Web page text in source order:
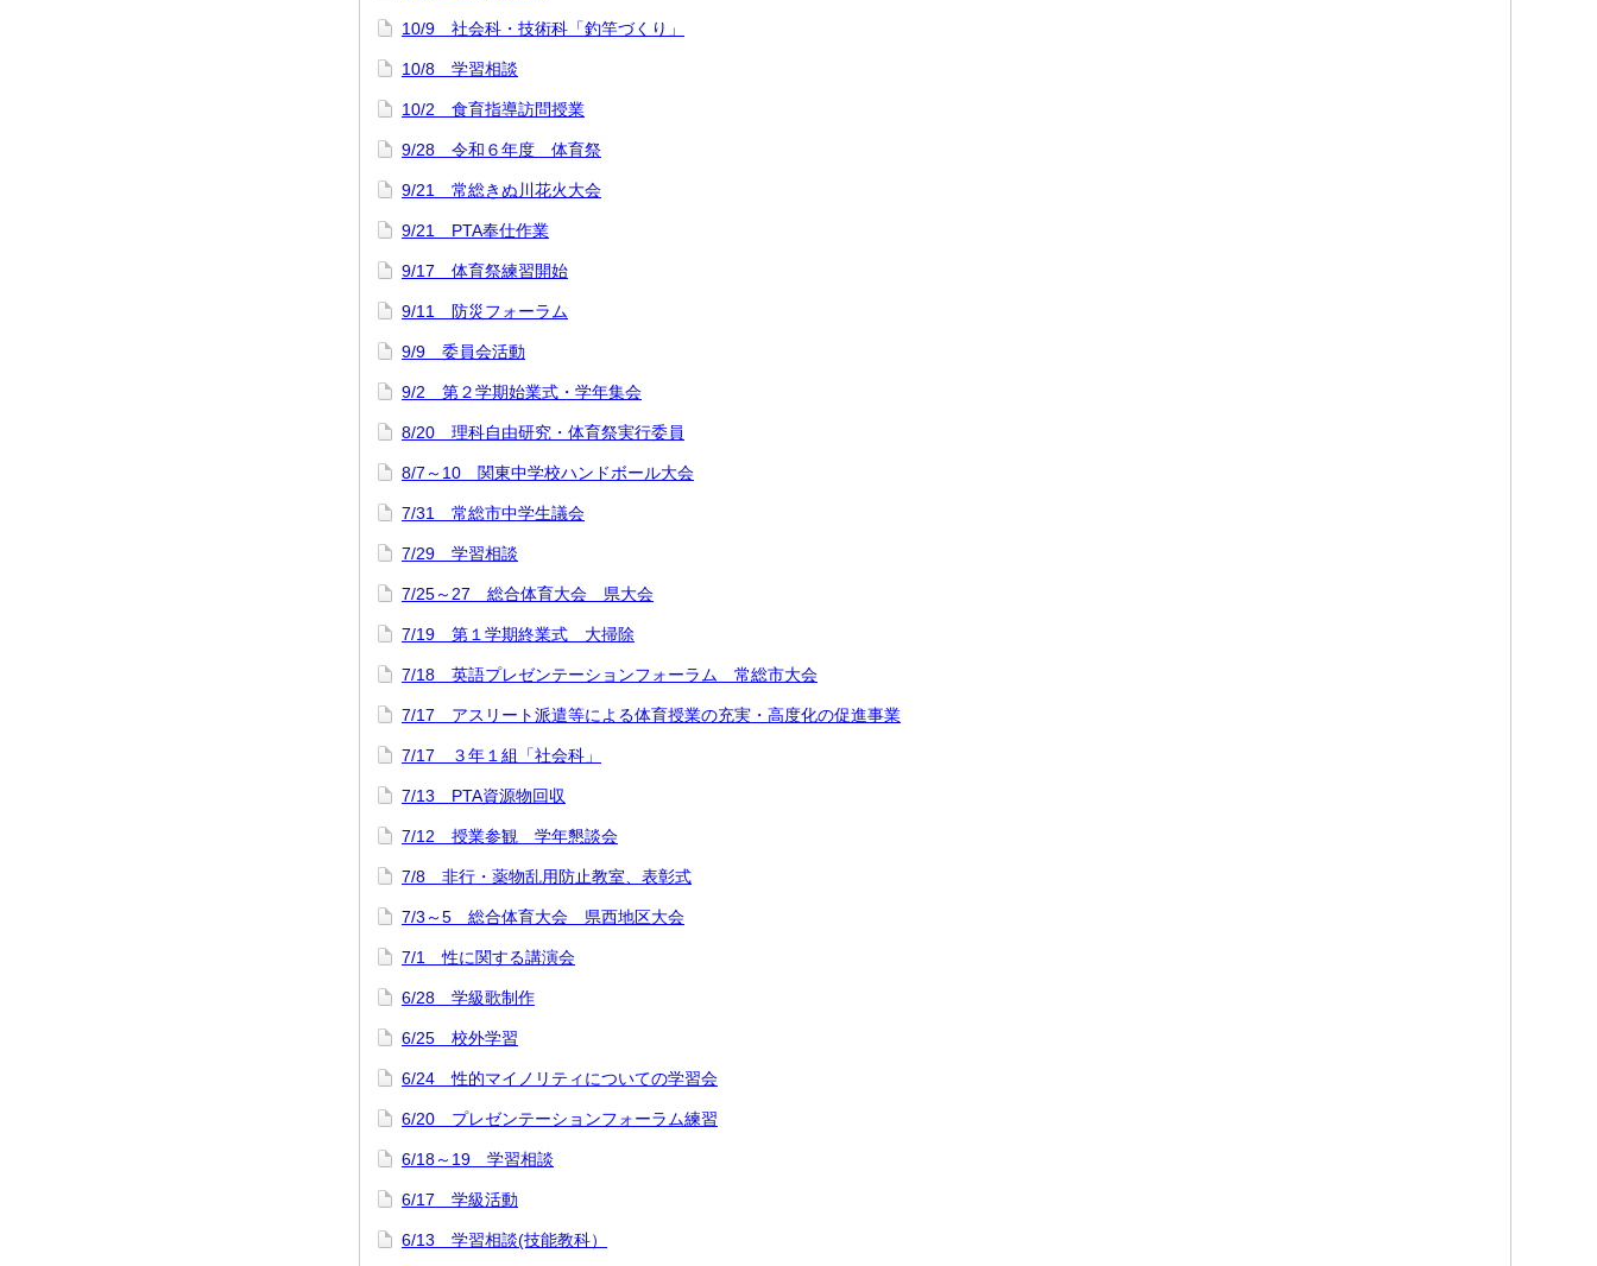
10/9 社会科・技術科「釣竿づくり」
10/8 学習相談
10/2 食育指導訪問授業
9/28 令和６年度 体育祭
9/21 常総きぬ川花火大会
9/21 PTA奉仕作業
9/17 体育祭練習開始
9/11 防災フォーラム
9/9 委員会活動
9/2 第２学期始業式・学年集会
8/20 理科自由研究・体育祭実行委員
8/7～10 関東中学校ハンドボール大会
7/31 常総市中学生議会
7/29 学習相談
7/25～27 総合体育大会 県大会
7/19 第１学期終業式 大掃除
7/18 英語プレゼンテーションフォーラム 常総市大会
7/17 アスリート派遣等による体育授業の充実・高度化の促進事業
7/17 ３年１組「社会科」
7/13 PTA資源物回収
7/12 授業参観 学年懇談会
7/8 非行・薬物乱用防止教室、表彰式
7/3～5 総合体育大会 県西地区大会
7/1 性に関する講演会
6/28 学級歌制作
6/25 校外学習
6/24 性的マイノリティについての学習会
6/20 プレゼンテーションフォーラム練習
6/18～19 学習相談
6/17 学級活動
6/13 学習相談(技能教科）